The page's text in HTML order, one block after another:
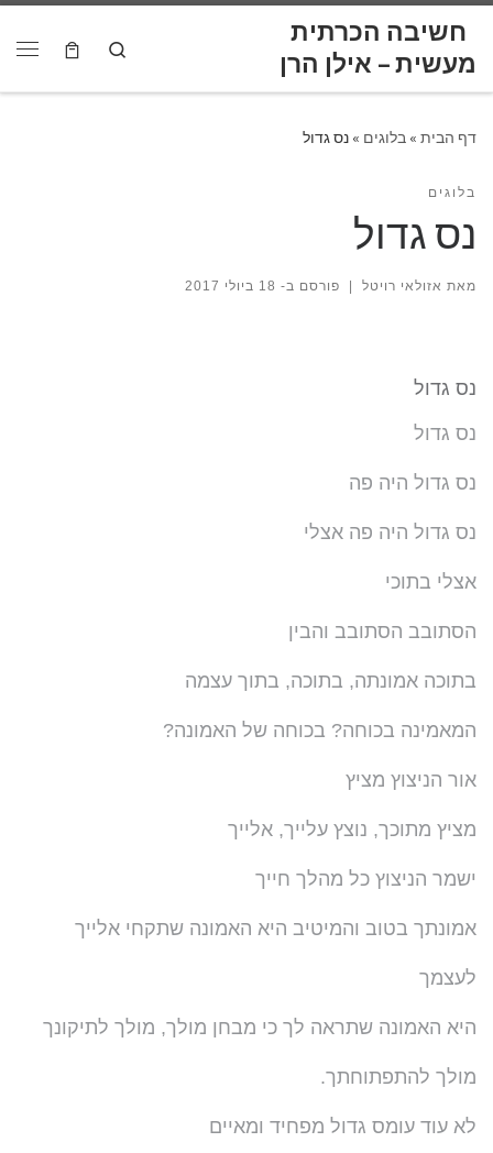
לתוכן
חשיבה הכרתית Search
דף הבית » בלוגים » נס גדול
בלוגים
נס גדול
מאת אזולאי רויטל פורסם ב- 18 ביולי 2017
נס גדול
נס גדול
נס גדול היה פה
נס גדול היה פה אצלי
אצלי בתוכי
הסתובב הסתובב והבין
בתוכה אמונתה, בתוכה, בתוך עצמה
המאמינה בכוחה? בכוחה של האמונה?
אור הניצוץ מציץ
מציץ מתוכך, נוצץ עלייך, אלייך
ישמר הניצוץ כל מהלך חייך
אמונתך בטוב והמיטיב היא האמונה שתקחי אלייך
לעצמך
היא האמונה שתראה לך כי מבחן מולך, מולך לתיקונך
מולך להתפתוחתך.
לא עוד עומס גדול מפחיד ומאיים